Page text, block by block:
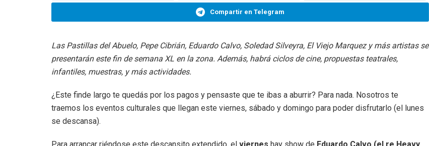
Compartir en Telegram
Las Pastillas del Abuelo, Pepe Cibrián, Eduardo Calvo, Soledad Silveyra, El Viejo Marquez y más artistas se
presentarán este fin de semana XL en la zona. Además, habrá ciclos de cine, propuestas teatrales,
infantiles, muestras, y más actividades.
¿Este finde largo te quedás por los pagos y pensaste que te ibas a aburrir? Para nada. Nosotros te
traemos los eventos culturales que llegan este viernes, sábado y domingo para poder disfrutarlo (el lunes
se descansa).